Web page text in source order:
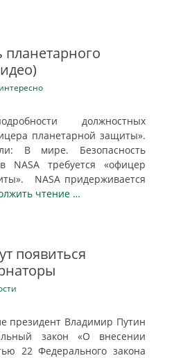
планетарного
должностных
планетарной защиты».
В мире. Безопасность
NASA требуется «офицер
NASA придерживается
чтение …
появиться
президент Владимир Путин
закон «О внесении
22 Федерального закона